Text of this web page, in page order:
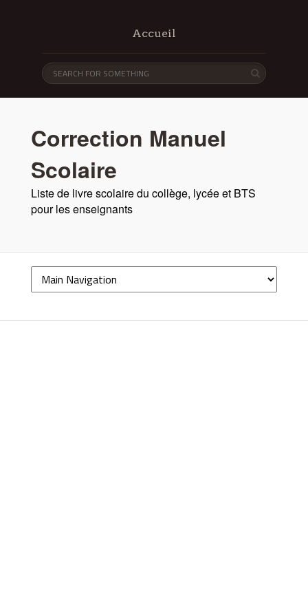
Accueil
Correction Manuel
Scolaire
Liste de livre scolaire du collège, lycée et BTS
pour les enseignants